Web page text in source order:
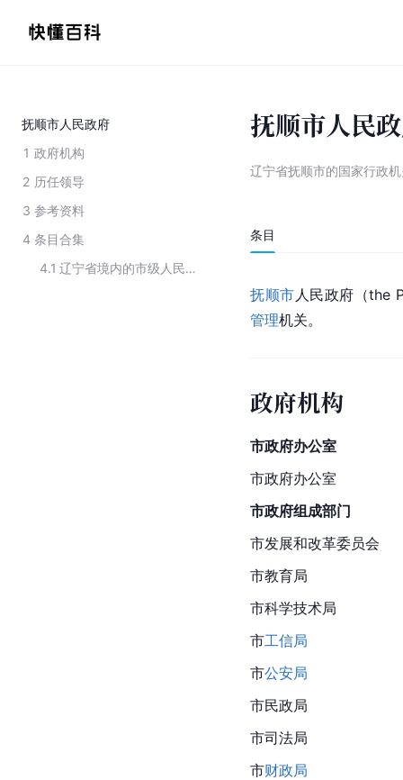
抚顺市人民政府
1 政府机构
2 历任领导
3 参考资料
4 条目合集
4.1
辽宁省境内的市级人民政府
抚顺市人民
辽宁省抚顺市的国家行政
条目
抚顺市 人民政府（the
管理机关。
政府机构
市政府办公室
市政府办公室
市政府组成部门
市发展和改革委员会
市教育局
市科学技术局
市工信局
市公安局
市民政局
市司法局
市财政局